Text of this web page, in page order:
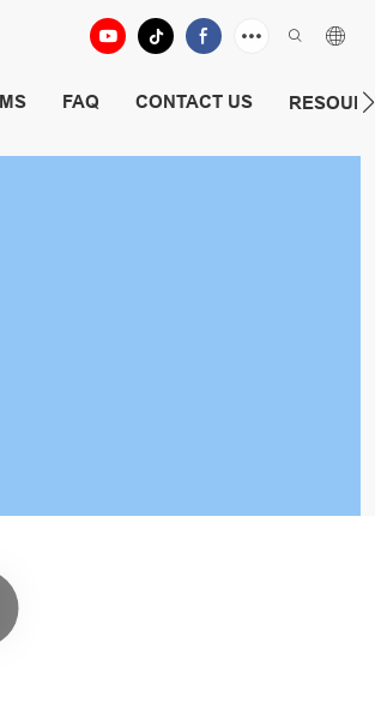
FAQ CONTACT US